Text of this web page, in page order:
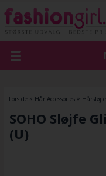
Forside » Hår Accessories»
SOHO Sløjfe
(U)